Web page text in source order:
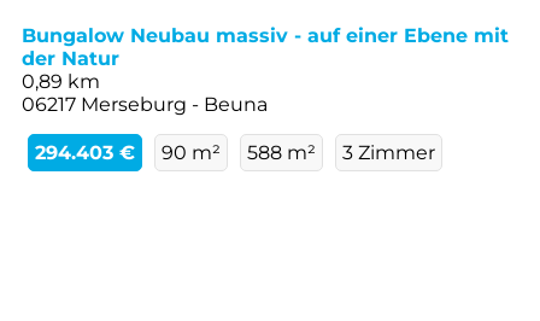
Bungalow Neubau massiv - auf einer Ebene mit
der Natur
0,89 km
06217 Merseburg - Beuna
294.403 € 90 m² 588 m² 3 Zimmer